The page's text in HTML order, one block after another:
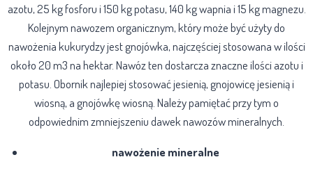
azotu, 25 kg fosforu i 150 kg potasu, 140 kg wapnia i 15 kg magnezu.
Kolejnym nawozem organicznym, który może być użyty do
nawożenia kukurydzy jest gnojówka, najczęściej stosowana w ilości
około 20 m3 na hektar. Nawóz ten dostarcza znaczne ilości azotu i
potasu. Obornik najlepiej stosować jesienią, gnojowicę jesienią i
wiosną, a gnojówkę wiosną. Należy pamiętać przy tym o
odpowiednim zmniejszeniu dawek nawozów mineralnych.
nawożenie mineralne